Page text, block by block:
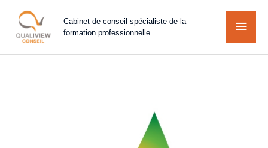
Cabinet de conseil spécialiste de la
formation professionnelle